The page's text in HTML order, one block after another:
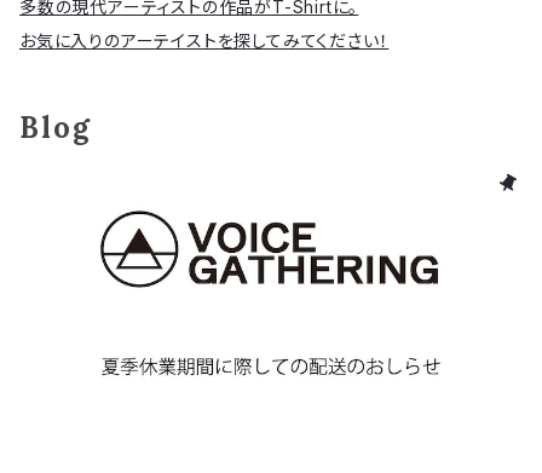
多数の現代アーティストの作品がT-Shirtに。
お気に入りのアーテイストを探してみてください！
Blog